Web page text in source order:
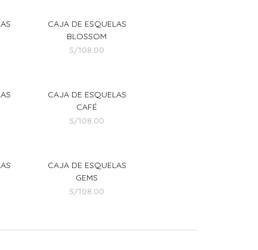
CAJA DE ESQUELAS
BLOSSOM
S/108.00
CAJA DE ESQUELAS
CAFÉ
S/108.00
CAJA DE ESQUELAS
GEMS
S/108.00